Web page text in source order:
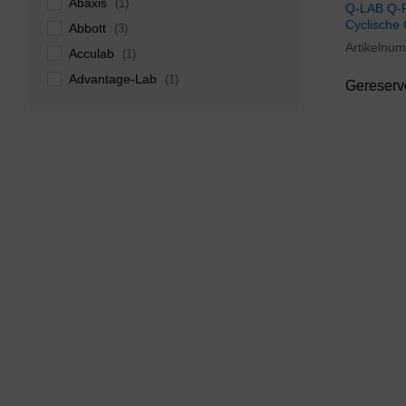
Q-LAB Q-
Cyclische
(1)
Abbott (3)
Acculab (1)
Advantage-Lab (1)